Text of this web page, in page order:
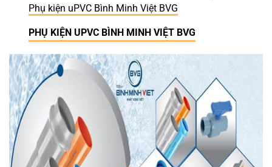
Phụ kiện uPVC Bình Minh Việt BVG
PHỤ KIỆN UPVC BÌNH MINH VIỆT BVG